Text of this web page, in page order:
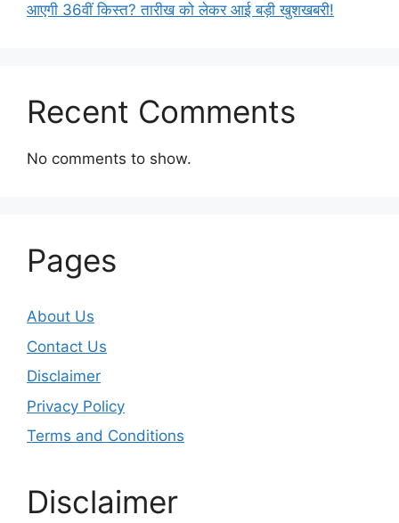
आएगी 36वीं किस्त? तारीख को लेकर आई बड़ी खुशखबरी!
Recent Comments
No comments to show.
Pages
About Us
Contact Us
Disclaimer
Privacy Policy
Terms and Conditions
Disclaimer